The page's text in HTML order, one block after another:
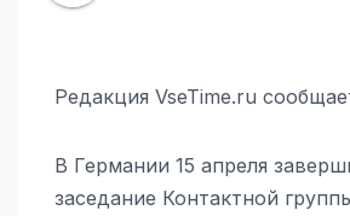
Редакция VseTime.ru
В Германии 15 апреля
заседание Контактной